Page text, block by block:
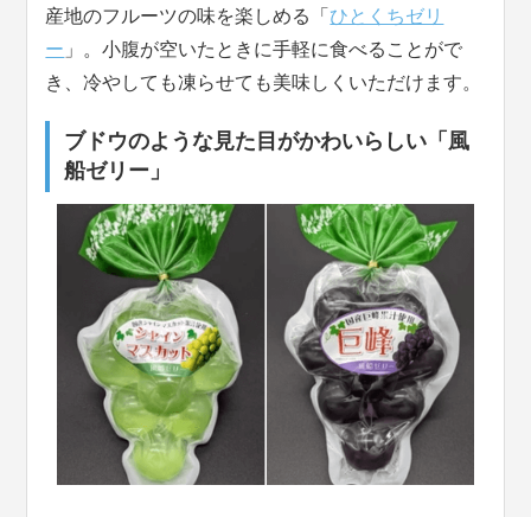
産地のフルーツの味を楽しめる「 ひとくちゼリ
ー 」。小腹が空いたときに手軽に食べることがで
き、冷やしても凍らせても美味しくいただけます。
ブドウのような見た目がかわいらしい「風
船ゼリー」